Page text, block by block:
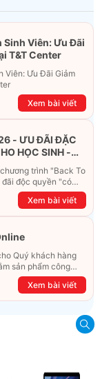
Sinh Viên: Ưu Đãi
T&T Center
Viên: Ưu Đãi Giảm
Xem bài viết
- ƯU ĐÃI ĐẶC
HỌC SINH -
trình "Back To
độc quyền "có
ví phải "ét-ô-ét",
khủng dưới đây
Xem bài viết
Quý khách hàng
sản phẩm công
T&T Center sẽ
hàng trực tuyến qua
Messenger và
Cùng xem ngay
Xem bài viết